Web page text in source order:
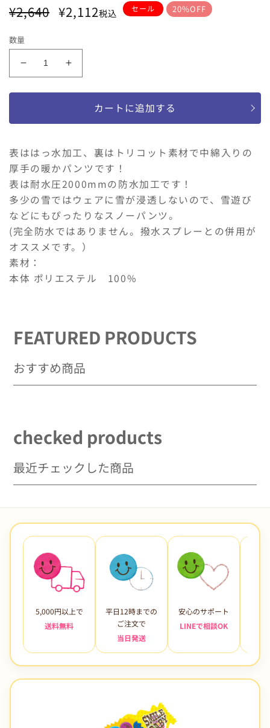
サイズ
通
価
格
¥2,640
セ
価
格
¥2,112税込 セール 20%OFF
数量
JollyJury
柄
リ
ッ
ト
ス
ノ
ー
パ
ン
ツ
の
数
ら
JollyJury
柄
リ
ッ
ト
ス
ノ
ー
パ
ン
数
や
カートに追加する
表ははっ水加工、裏はトリコット素材で中綿入りの
厚手の暖かパンツです！
表は耐水圧2000mmの防水加工です！
多少の雪ではウェアに雪が浸透しないので、雪遊び
などにもぴったりなスノーパンツ。
(完全防水ではありません。撥水スプレーとの併用が
オススメです。）
素材：
本体 ポリエステル 100%
FEATURED PRODUCTS
おすすめ商品
checked products
最近チェックした商品
5,000円以上で
送料無料
平日12時までの
ご注文で
当日発送
安心のサポート
LINEで相談OK